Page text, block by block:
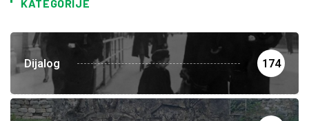
KATEGORIJE
Dijalog 174